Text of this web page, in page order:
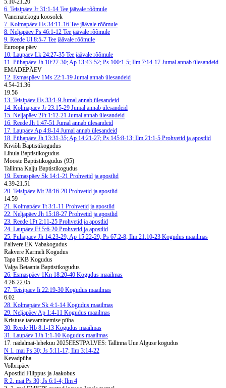
5.10-21.20
6. Teisipäev Jr 31:1-14 Tee jäävale rõõmule
Vanematekogu koosolek
7. Kolmapäev Hs 34:11-16 Tee jäävale rõõmule
8. Neljapäev Ps 46:1-12 Tee jäävale rõõmule
9. Reede Ül 8:5-7 Tee jäävale rõõmule
Euroopa päev
10. Laupäev Lk 24:27-35 Tee jäävale rõõmule
11. Pühapäev Jh 10:27-30; Ap 13:43-52; Ps 100:1-5; Ilm 7:14-17 Jumal annab ülesandeid
EMADEPÄEV
12. Esmaspäev 1Ms 22:1-19 Jumal annab ülesandeid
4.54-21.36
19.56
13. Teisipäev Hs 33:1-9 Jumal annab ülesandeid
14. Kolmapäev Jr 23:15-29 Jumal annab ülesandeid
15. Neljapäev 2Pt 1:12-21 Jumal annab ülesandeid
16. Reede Jh 1:47-51 Jumal annab ülesandeid
17. LaupäevAp 4:8-14 Jumal annab ülesandeid
18. Pühapäev Jh 13:31-35; Ap 14:21-27; Ps 145:8-13; Ilm 21:1-5 Prohvetid ja apostlid
Kiviõli Baptistikogudus
Lihula Baptistikogudus
Mooste Baptistikogudus (95)
Tallinna Kalju Baptistikogudus
19. Esmaspäev Sk 14:1-21 Prohvetid ja apostlid
4.39-21.51
20. Teisipäev Mt 28:16-20 Prohvetid ja apostlid
14.59
21. Kolmapäev Tt 3:1-11 Prohvetid ja apostlid
22. Neljapäev Jh 15:18-27 Prohvetid ja apostlid
23. Reede 1Pt 2:11-25 Prohvetid ja apostlid
24. Laupäev Ef 5:6-20 Prohvetid ja apostlid
25. Pühapäev Jh 14:23-29; Ap 15:22-29; Ps 67:2-8; Ilm 21:10-23 Kogudus maailmas
Palivere EK Vabakogudus
Rakvere Karmeli Kogudus
Tapa EKB Kogudus
Valga Betaania Baptistikogudus
26. Esmaspäev 1Kn 18:20-40 Kogudus maailmas
4.26-22.05
27. Teisipäev Ii 22:19-30 Kogudus maailmas
6.02
28. Kolmapäev Sk 4:1-14 Kogudus maailmas
29. NeljapäevAp 1:4-11 Kogudus maailmas
Kristuse taevaminemise püha
30. Reede Hb 8:1-13 Kogudus maailmas
31. Laupäev 1Jh 1:1-10 Kogudus maailmas
17. nädalmai-lehekuu 2025EESTPALVES: Tallinna Uue Alguse kogudus
N 1. mai Ps 30; Js 5:11-17; Ilm 3:14-22
Kevadpüha
Volbripäev
Apostlid Filippus ja Jaakobus
R 2. mai Ps 30; Js 6:1-4; Ilm 4